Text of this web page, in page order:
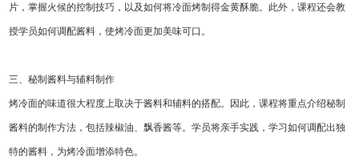
片，掌握火候的控制技巧，以及如何将冷面烤制得金黄酥脆。此外，课程还会教
授学员如何调配酱料，使烤冷面更加美味可口。
三、秘制酱料与辅料制作
烤冷面的味道很大程度上取决于酱料和辅料的搭配。因此，课程将重点介绍秘制
酱料的制作方法，包括辣椒油、飘香酱等。学员将亲手实践，学习如何调配出独
特的酱料，为烤冷面增添特色。